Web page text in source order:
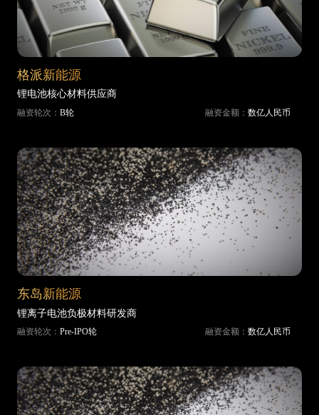
格派新能源
锂电池核心材料供应商
融资轮次： B轮 融资金额： 数亿人民币
东岛新能源
锂离子电池负极材料研发商
融资轮次： Pre-IPO轮 融资金额： 数亿人民币